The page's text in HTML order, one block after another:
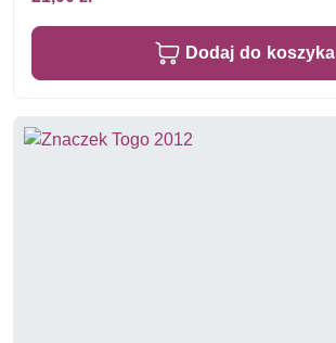
Dodaj do koszyka